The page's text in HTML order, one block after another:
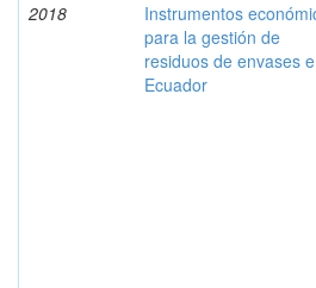
2018
Instrumentos
para la gestión de
residuos de envases
Ecuador